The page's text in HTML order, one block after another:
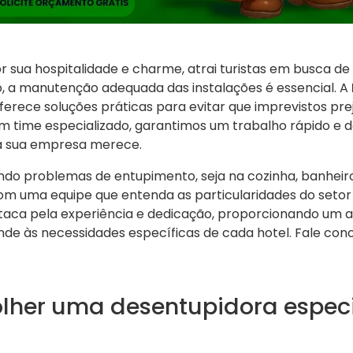
sua hospitalidade e charme, atrai turistas em busca
a manutenção adequada das instalações é essencial. A
soluções práticas para evitar que imprevistos
time especializado, garantimos um trabalho rápido e
sua empresa merece.
problemas de entupimento, seja na cozinha,
uma equipe que entenda as particularidades do
pela experiência e dedicação, proporcionando um
às necessidades específicas de cada hotel. Fale
uma desentupidora